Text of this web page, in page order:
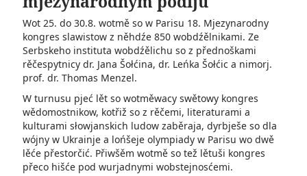
Wot 25. do 30.8. wotmě so w Parisu 18. Mjezynarodny
kongres slawistow z něhdźe 850 wobdźělnikami. Ze
Serbskeho instituta wobdźělichu so z přednoškami
rěčespytnicy dr. Jana Šołćina, dr. Leńka Šołćic a nimorj.
prof. dr. Thomas Menzel.
W turnusu pjeć lět so wotměwacy swětowy kongres
wědomostnikow, kotřiž so z rěčemi, literaturami a
kulturami słowjanskich ludow zaběraja, dyrbješe so dla
wójny w Ukrainje a lońšeje olympiady w Parisu wo dwě
lěće přestorčić. Přiwšěm wotmě so tež lětuši kongres
přeco hišće pod wurjadnymi wobstejnosćemi.